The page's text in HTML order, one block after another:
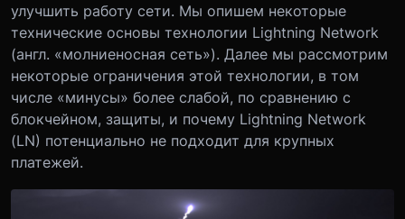
улучшить работу сети. Мы опишем некоторые
технические основы технологии Lightning Network
(англ. «молниеносная сеть»). Далее мы рассмотрим
некоторые ограничения этой технологии, в том
числе «минусы» более слабой, по сравнению с
блокчейном, защиты, и почему Lightning Network
(LN) потенциально не подходит для крупных
платежей.